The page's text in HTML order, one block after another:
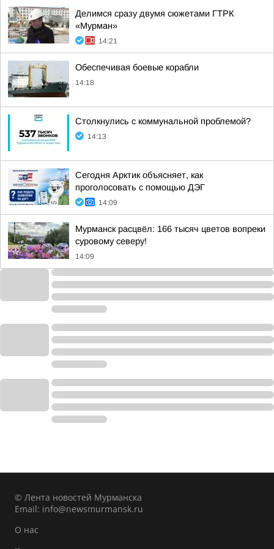
Делимся сразу двумя сюжетами ГТРК
«Мурман»
14:21
Обеспечивая боевые корабли
14:18
Столкнулись с коммунальной проблемой?
14:13
Сегодня Арктик объясняет, как
проголосовать с помощью ДЭГ
14:09
Мурманск расцвёл: 166 тысяч цветов вопреки
суровому северу!
14:09
© Лента новостей Мурманска
Email: info@newsmurmansk.ru
О нас